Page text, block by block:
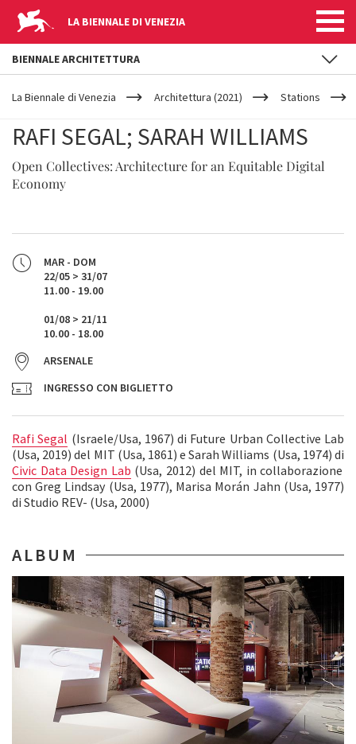
LA BIENNALE DI VENEZIA
YOUR
ARE
La Biennale di Venezia Architettura (2021) Stations
RAFI SEGAL; SARAH WILLIAMS
Open Collectives: Architecture for an Equitable Digital
Economy
MAR - DOM
22/05 > 31/07
11.00 - 19.00
01/08 > 21/11
10.00 - 18.00
ARSENALE
INGRESSO CON BIGLIETTO
Rafi Segal (Israele/Usa, 1967) di Future Urban Collective Lab
(Usa, 2019) del MIT (Usa, 1861) e Sarah Williams (Usa, 1974) di
Civic Data Design Lab (Usa, 2012) del MIT, in collaborazione
con Greg Lindsay (Usa, 1977), Marisa Morán Jahn (Usa, 1977)
di Studio REV- (Usa, 2000)
ALBUM
BIENNALE ARCHITETTURA